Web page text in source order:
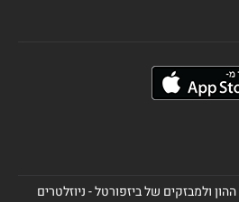
ולמבזקים של ביזפורטל - ניוזלטרים